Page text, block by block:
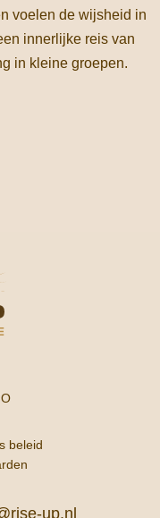
voelen de wijsheid in
innerlijke reis van
in kleine groepen.
beleid
up.nl